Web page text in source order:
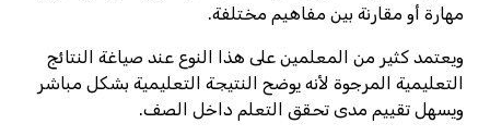
مهارة أو مقارنة بين مفاهيم مختلفة.
ويعتمد كثير من المعلمين على هذا النوع عند صياغة النتائج
التعليمية المرجوة لأنه يوضح النتيجة التعليمية بشكل مباشر
ويسهل تقييم مدى تحقق التعلم داخل الصف.